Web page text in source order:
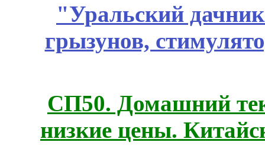
"Уральский
грызунов,
СП50. Домашний
низкие цены.